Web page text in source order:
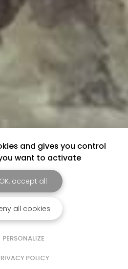
and gives you control
want to activate
OK, accept all
all cookies
PERSONALIZE
POLICY